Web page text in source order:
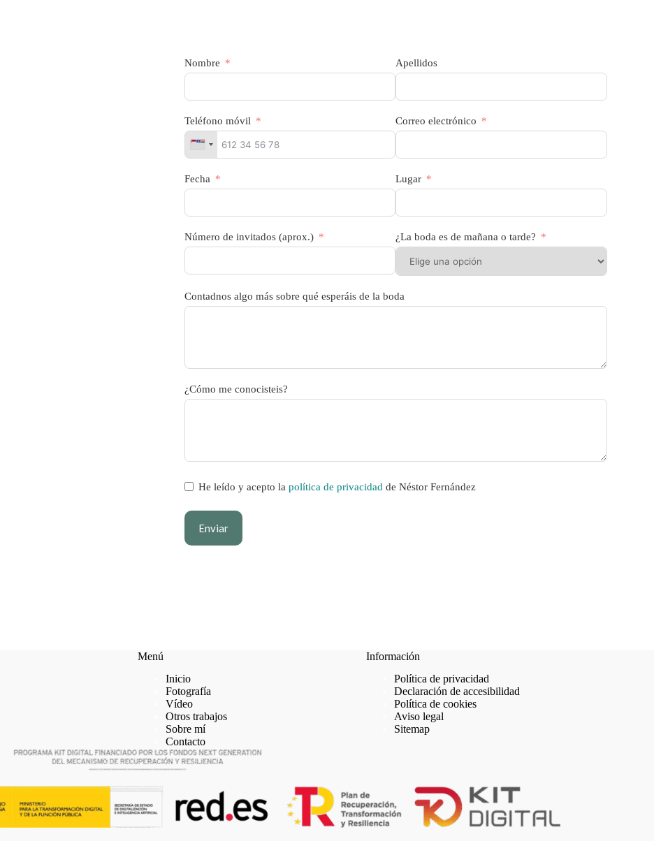
Nombre Apellidos
Teléfono móvil Correo electrónico
Fecha Lugar
Número de invitados (aprox.) ¿La boda es de mañana o tarde?
Contadnos algo más sobre qué esperáis de la boda
¿Cómo me conocisteis?
He leído y acepto la política de privacidad de Néstor Fernández
Enviar
Menú
Inicio
Fotografía
Vídeo
Otros trabajos
Sobre mí
Contacto
Información
Política de privacidad
Declaración de accesibilidad
Política de cookies
Aviso legal
Sitemap